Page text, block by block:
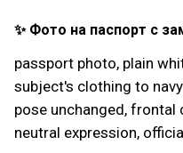
✨ Фото на паспорт с
passport photo, plain
subject's clothing to
pose unchanged,
neutral expression,